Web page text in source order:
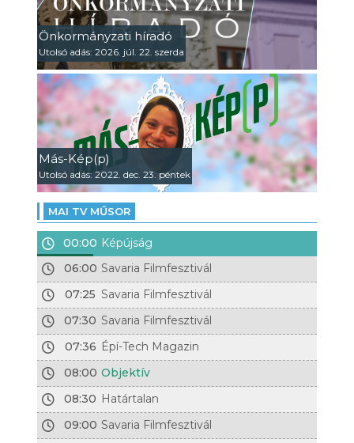
Önkormányzati híradó
Utolsó adás: 2026. júl. 22. szerda
Más-Kép(p)
Utolsó adás: 2022. dec. 23. péntek
MAI TV MŰSOR
00:00 Képújság
06:00 Savaria Filmfesztivál
07:25 Savaria Filmfesztivál
07:30 Savaria Filmfesztivál
07:36 Épí-Tech Magazin
08:00 Objektív
08:30 Határtalan
09:00 Savaria Filmfesztivál